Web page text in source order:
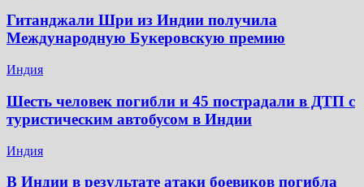
Гитанджали Шри из Индии получила
Международную Букеровскую премию
Индия
Шесть человек погибли и 45 пострадали в ДТП с
туристическим автобусом в Индии
Индия
В Индии в результате атаки боевиков погибла